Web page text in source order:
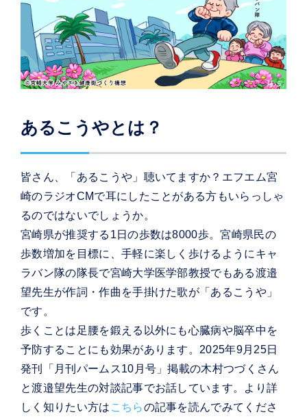
あるこうやとは？
皆さん、「あるこうや」聴いてますか？エフエム宮
崎のラジオCMで耳にしたことがある方もいらっしゃ
るのではないでしょうか。
宮崎県が推奨する1日の歩数は8000歩。宮崎県民の
歩数増加を目標に、手軽に楽しく歩けるようにキャ
ラバン隊の隊長で宮崎大学医学部教授でもある渡邉
望先生が作詞・作曲を手掛けた歌が「あるこうや」
です。
歩くことは足腰を鍛える以外にも心臓病や脳卒中を
予防することにも効果があります。2025年9月25日
発刊「月刊パームス10月号」掲載の木村つづくさん
と渡邉望先生の対談記事でお話しています。より詳
しく知りたい方は こちらの記事を読んでみてくださ